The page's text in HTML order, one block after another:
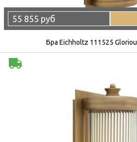
55 855 руб
Бра Eichholtz 111525